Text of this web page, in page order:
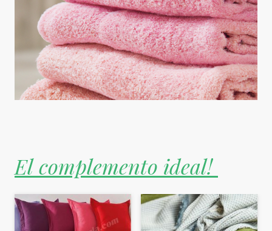
El complemento ideal!